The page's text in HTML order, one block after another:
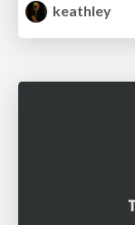
keathley